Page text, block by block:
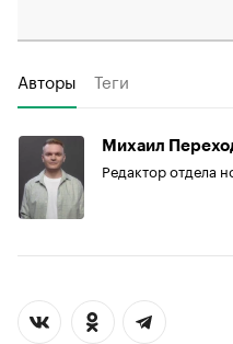
Авторы Теги
Михаил
Редактор отдела